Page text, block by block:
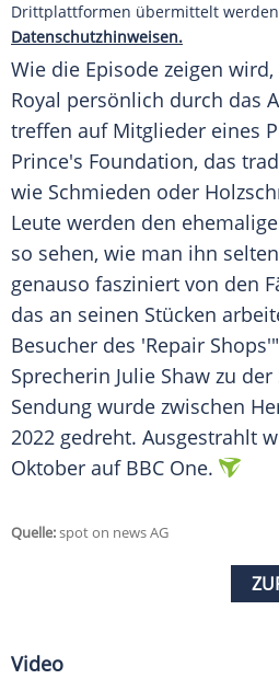
Drittplattformen übermittelt
Datenschutzhinweisen.
Wie die Episode zeigen
Royal persönlich durch das
treffen auf Mitglieder eines
Prince's Foundation, das
wie Schmieden oder
Leute werden den
so sehen, wie man ihn
genauso fasziniert von den
das an seinen Stücken
Besucher des 'Repair
Sprecherin Julie Shaw zu
Sendung wurde zwischen
2022 gedreht. Ausgestrahlt
Oktober auf BBC One.
Quelle:spot on news AG
Video